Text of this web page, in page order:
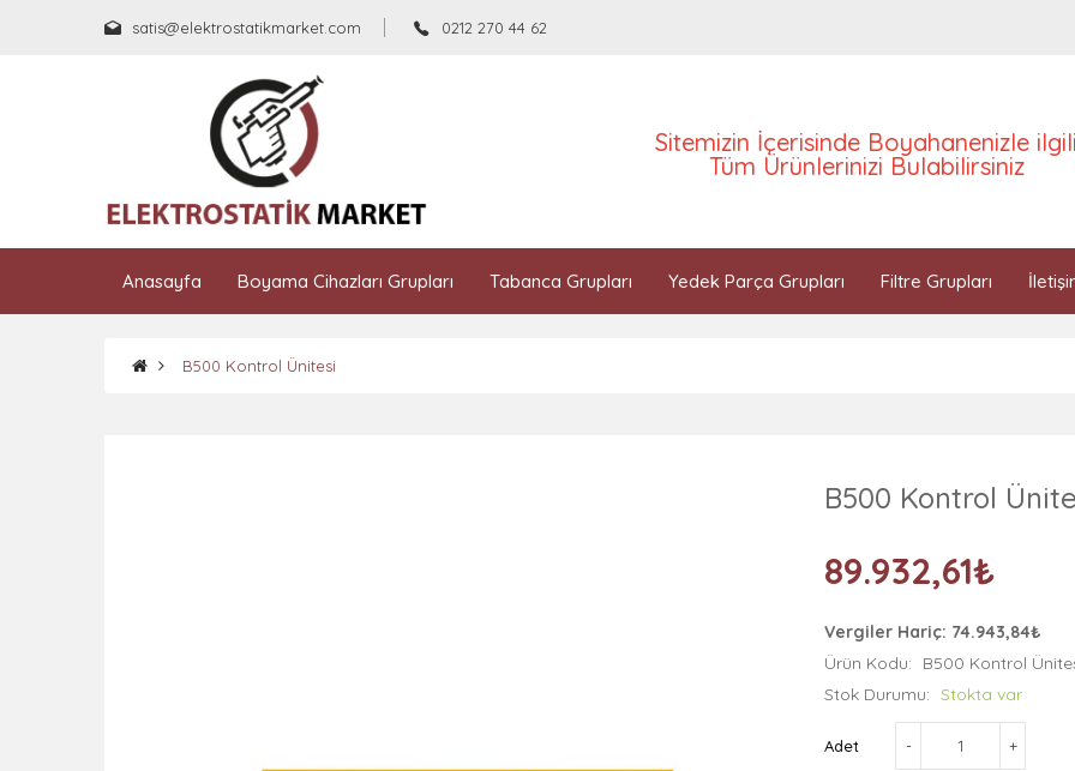
satis@elektrostatikmarket.com 0212 270 44 62
Sitemizin İçerisinde Boyahanenizle
Tüm Ürünlerinizi Bulabilirsiniz
Anasayfa Boyama Cihazları Grupları Tabanca Grupları Yedek Parça Grupları Filtre Grupları
B500 Kontrol Ünitesi
B500 Kontrol
89.932,61₺
Vergiler Hariç: 74.943,84₺
Ürün Kodu:
B500 Kontrol
Stok Durumu: Stokta var
Adet